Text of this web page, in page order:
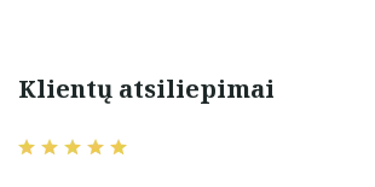
Klientų atsiliepimai